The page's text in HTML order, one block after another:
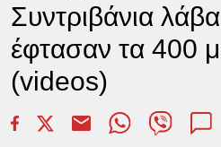
Συντριβάνια
έφτασαν τα 400
(videos)